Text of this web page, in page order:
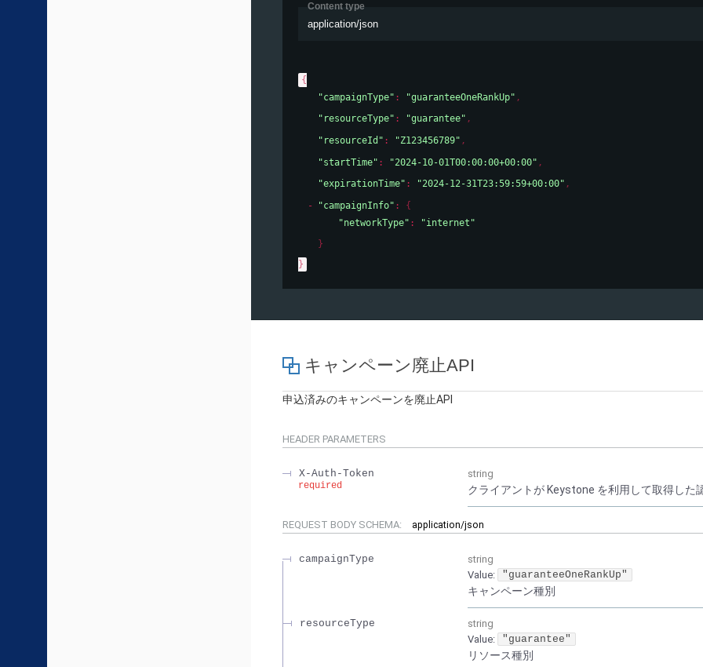
Content type
application/json
{
"campaignType" : "guaranteeOneRankUp" ,
"resourceType" : "guarantee" ,
"resourceId" : "Z123456789" ,
"startTime" : "2024-10-01T00:00:00+00:00" ,
"expirationTime" : "2024-12-31T23:59:59+00:00" ,
"campaignInfo" : {
"networkType" :
"internet"
}
}
キャンペーン廃止API
申込済みのキャンペーンを廃止API
HEADER PARAMETERS
X-Auth-Token
required
string
クライアントが Keystone を利用して取得した
REQUEST BODY SCHEMA: application/json
campaignType
string
Value: "guaranteeOneRankUp"
キャンペーン種別
resourceType
string
Value: "guarantee"
リソース種別